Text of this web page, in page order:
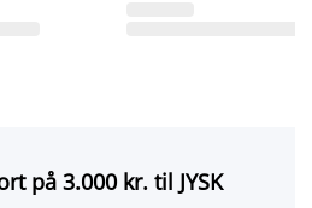
på 3.000 kr. til JYSK